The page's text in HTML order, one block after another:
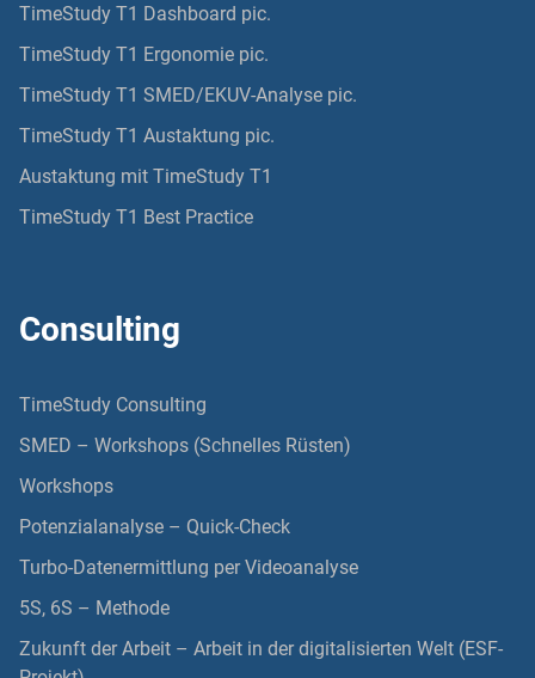
TimeStudy T1 Dashboard pic.
TimeStudy T1 Ergonomie pic.
TimeStudy T1 SMED/EKUV-Analyse pic.
TimeStudy T1 Austaktung pic.
Austaktung mit TimeStudy T1
TimeStudy T1 Best Practice
Consulting
TimeStudy Consulting
SMED – Workshops (Schnelles Rüsten)
Workshops
Potenzialanalyse – Quick-Check
Turbo-Datenermittlung per Videoanalyse
5S, 6S – Methode
Zukunft der Arbeit – Arbeit in der digitalisierten Welt (ESF-